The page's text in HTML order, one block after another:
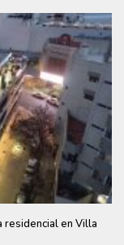
residencial en Villa